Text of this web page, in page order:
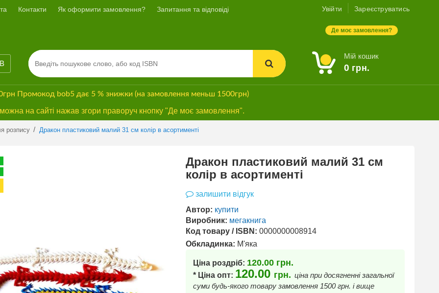
Контакти Як оформити замовлення? Запитання та відповіді Увійти Зареєструватись
Де моє замовлення?
Мій кошик
0 грн.
Промокод bob5 дає 5 % знижки (на замовлення меньш 1500грн)
на сайті нажав згори праворуч кнопку "Де моє замовлення".
розпису / Дракон пластиковий малий 31 см колір в асортименті
Previous
ХІТ ПРОДАЖУ
ПРОМО
БЕЗКОШТОВНА
Дракон пластиковий малий 31 см
колір в асортименті
залишити відгук
Автор: купити
Виробник: мегакнига
Код товару / ISBN: 0000000008914
Обкладинка: М'яка
Ціна роздріб: 120.00 грн.
* Ціна опт: 120.00 грн. ціна при досягненні загальної
суми будь-якого товару замовлення 1500 грн. і вище